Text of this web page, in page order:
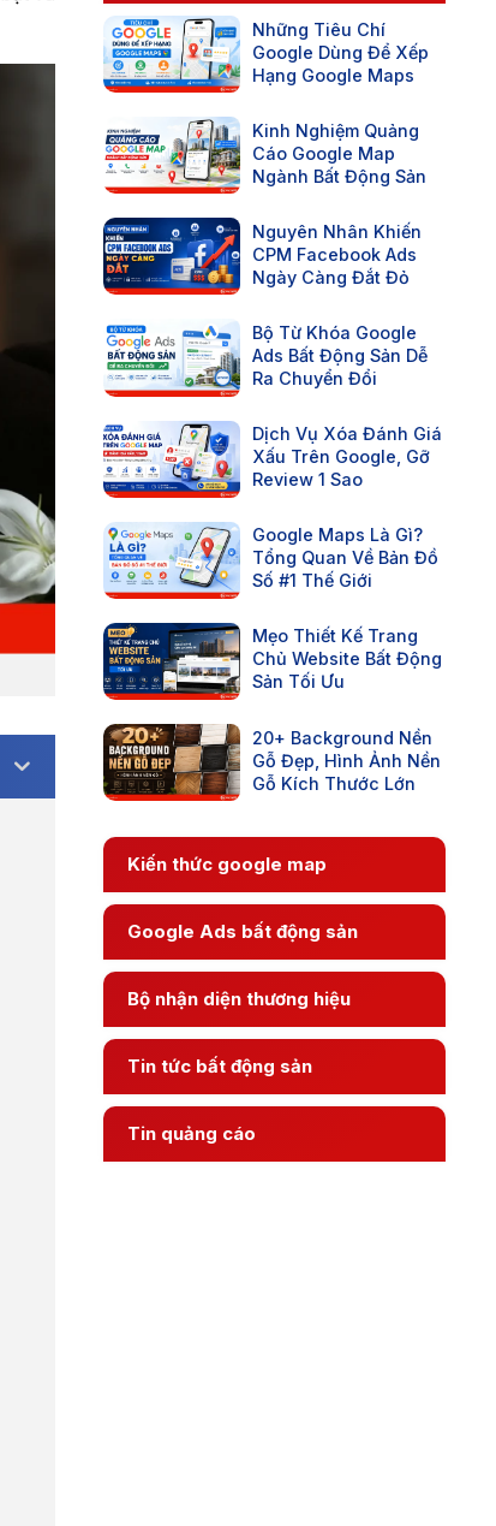
Những Tiêu Chí
Google Dùng Để Xếp
Hạng Google Maps
Kinh Nghiệm Quảng
Cáo Google Map
Ngành Bất Động Sản
Nguyên Nhân Khiến
CPM Facebook Ads
Ngày Càng Đắt Đỏ
Bộ Từ Khóa Google
Ads Bất Động Sản Dễ
Ra Chuyển Đổi
Dịch Vụ Xóa Đánh Giá
Xấu Trên Google, Gỡ
Review 1 Sao
Google Maps Là Gì?
Tổng Quan Về Bản Đồ
Số #1 Thế Giới
Mẹo Thiết Kế Trang
Chủ Website Bất Động
Sản Tối Ưu
20+ Background Nền
Gỗ Đẹp, Hình Ảnh Nền
Gỗ Kích Thước Lớn
Kiến thức google map
Google Ads bất động sản
Bộ nhận diện thương hiệu
Tin tức bất động sản
Tin quảng cáo